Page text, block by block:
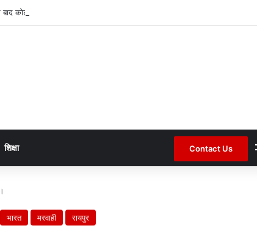
कोटा जनपद के चर्चित सचिव पंचायत से हटाए गए ।
शिक्षा Contact Us
भारत मरवाही रायपुर